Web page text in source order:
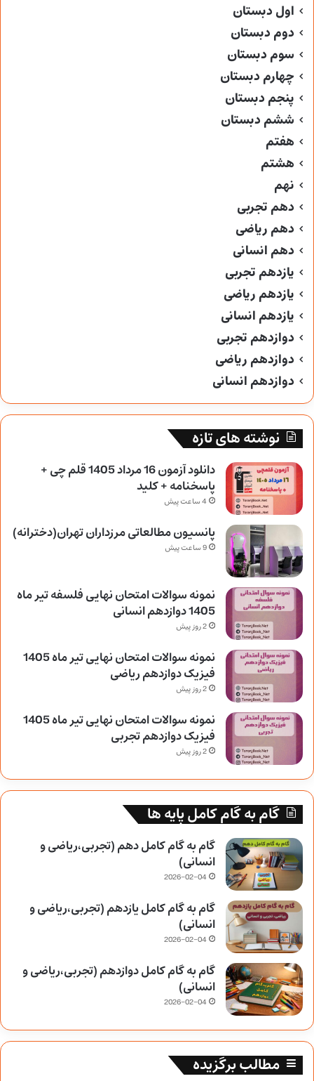
اول دبستان
دوم دبستان
سوم دبستان
چهارم دبستان
پنجم دبستان
ششم دبستان
هفتم
هشتم
نهم
دهم تجربی
دهم ریاضی
دهم انسانی
یازدهم تجربی
یازدهم ریاضی
یازدهم انسانی
دوازدهم تجربی
دوازدهم ریاضی
دوازدهم انسانی
نوشته های تازه
دانلود آزمون 16 مرداد 1405 قلم چی +
پاسخنامه + کلید
4 ساعت پیش
پانسیون مطالعاتی مرزداران تهران(دخترانه)
9 ساعت پیش
نمونه سوالات امتحان نهایی فلسفه تیر ماه
1405 دوازدهم انسانی
2 روز پیش
نمونه سوالات امتحان نهایی تیر ماه 1405
فیزیک دوازدهم ریاضی
2 روز پیش
نمونه سوالات امتحان نهایی تیر ماه 1405
فیزیک دوازدهم تجربی
2 روز پیش
گام به گام کامل پایه ها
گام به گام کامل دهم (تجربی،ریاضی و
انسانی)
2026-02-04
گام به گام کامل یازدهم (تجربی،ریاضی و
انسانی)
2026-02-04
گام به گام کامل دوازدهم (تجربی،ریاضی و
انسانی)
2026-02-04
مطالب برگزیده